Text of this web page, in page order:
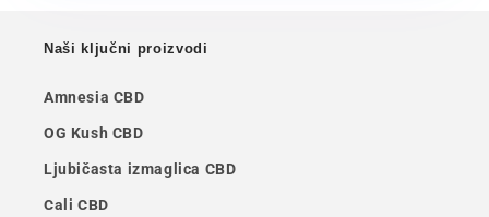
Naši ključni proizvodi
Amnesia CBD
OG Kush CBD
Ljubičasta izmaglica CBD
Cali CBD